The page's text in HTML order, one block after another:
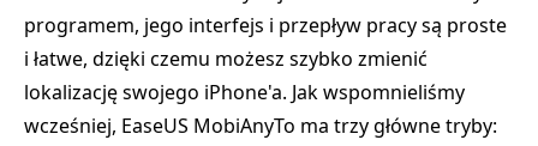
programem, jego interfejs i przepływ pracy są proste
i łatwe, dzięki czemu możesz szybko zmienić
lokalizację swojego iPhone'a. Jak wspomnieliśmy
wcześniej, EaseUS MobiAnyTo ma trzy główne tryby: